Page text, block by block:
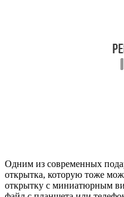
Одним из современных
открытка, которую тоже
открытку с миниатюрным